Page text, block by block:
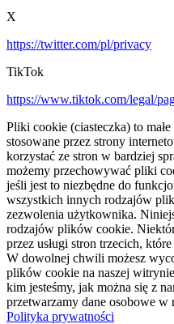
X
https://twitter.com/pl/privacy
TikTok
https://www.tiktok.com/legal/
Pliki cookie (ciasteczka) to
stosowane przez strony
korzystać ze stron w bardziej
możemy przechowywać pliki
jeśli jest to niezbędne do
wszystkich innych rodzajów
zezwolenia użytkownika.
rodzajów plików cookie.
przez usługi stron trzecich,
W dowolnej chwili możesz
plików cookie na naszej
kim jesteśmy, jak można się z
przetwarzamy dane osobowe
Polityka prywatności